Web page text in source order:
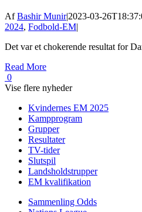
AfBashir Munir|2023-03-
2024, Fodbold-EM|
Det var et chokerende resultat for
Read More
0
Vise flere nyheder
Kvindernes EM 2025
Kampprogram
Grupper
Resultater
TV-tider
Slutspil
Landsholdstrupper
EM kvalifikation
Sammenling Odds